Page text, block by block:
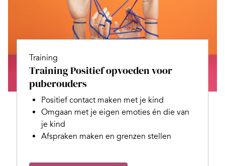
Training
Training Positief opvoeden voor
puberouders
Positief contact maken met je kind
Omgaan met je eigen emoties én die van
je kind
Afspraken maken en grenzen stellen